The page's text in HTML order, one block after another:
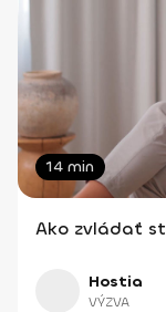
14 min
Ako zvládať
Hostia
VÝZVA